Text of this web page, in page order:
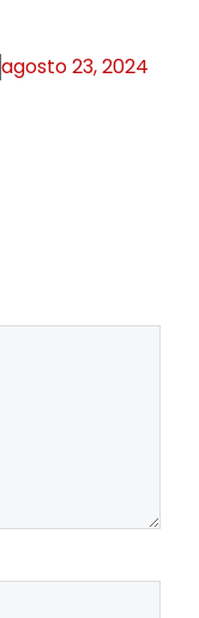
agosto 23, 2024